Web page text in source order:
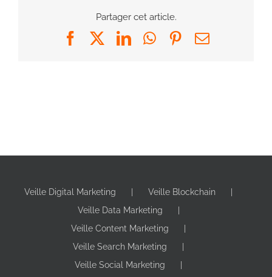
Partager cet article.
FacebookLinkedInWhatsApp
Pinterest
Email
Veille Digital Marketing
Veille Blockchain
Veille Data Marketing
Veille Content Marketing
Veille Search Marketing
Veille Social Marketing